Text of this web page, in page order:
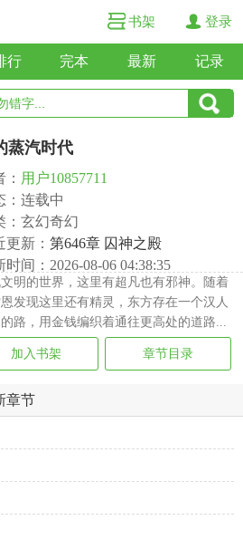
书架 登录
行 完本 最新 记录
蒸汽时代
用户10857711
：连载中
：玄幻奇幻
更新： 第646章 囚神之殿
时间：2026-08-06 04:38:35
明的世界，这里有超凡也有邪神。随着
发现这里还有精灵，东方存在一个汉人
路，用金钱编织着通往更高处的道路...
加入书架 章节目录
章节